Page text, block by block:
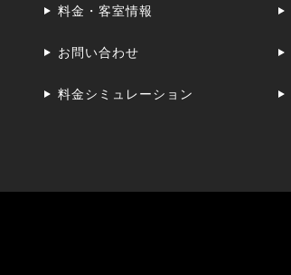
料金・客室情報
お問い合わせ
料金シミュレーション